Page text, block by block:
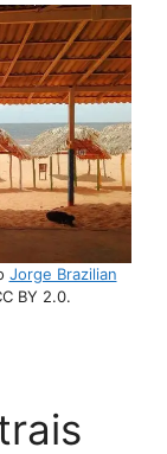
Jorge Brazilian
BY 2.0.